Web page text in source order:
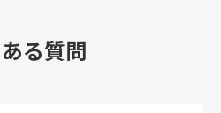
る質問